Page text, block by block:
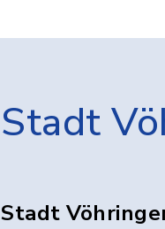
Stadt
Stadt